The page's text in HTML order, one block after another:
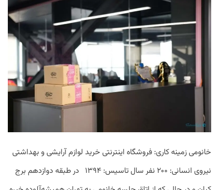
خانومی زمینه کاری: فروشگاه اینترنتی خرید لوازم آرایشی و بهداشتی
نیروی انسانی: ۲۰۰ نفر سال تاسیس: ۱۳۹۴ در طبقه دوازدهم برج